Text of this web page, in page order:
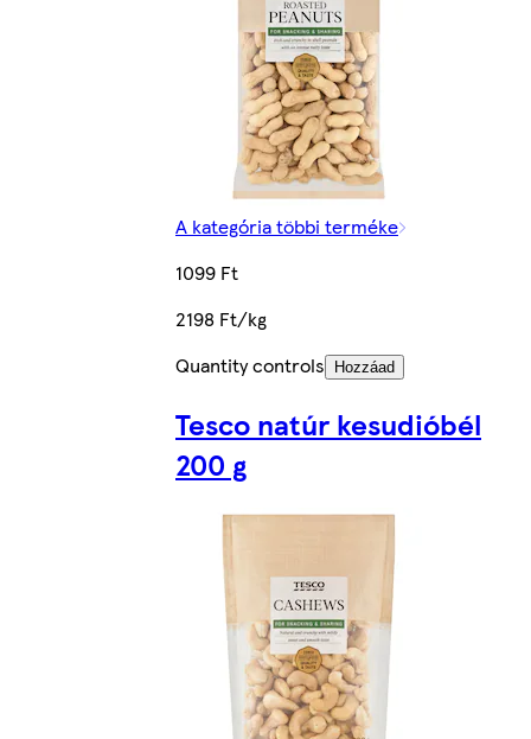
A kategória többi terméke
1099 Ft
2198 Ft/kg
Quantity controls
Hozzáad
Tesco natúr kesudióbél
200 g